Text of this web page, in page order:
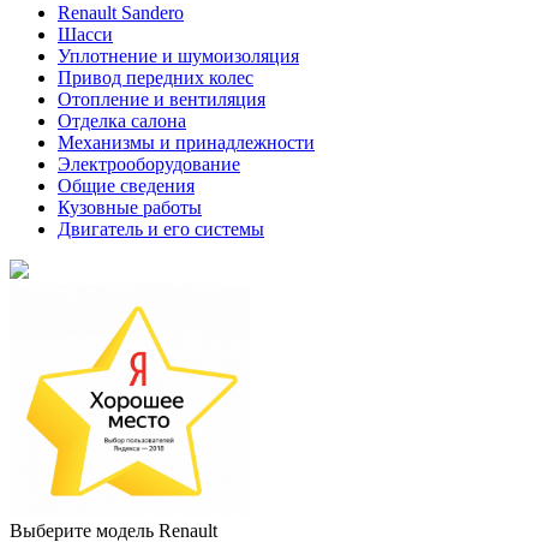
Renault Sandero
Шасси
Уплотнение и шумоизоляция
Привод передних колес
Отопление и вентиляция
Отделка салона
Механизмы и принадлежности
Электрооборудование
Общие сведения
Кузовные работы
Двигатель и его системы
Выберите модель Renault